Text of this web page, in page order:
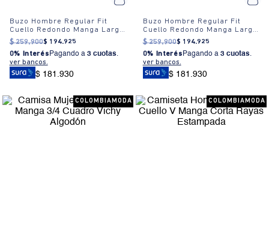
Buzo Hombre Regular Fit
Cuello Redondo Manga Larga
Algodón
$ 259.900$ 194.925
0% Interés Pagando a 3 cuotas.
ver bancos.
$ 181.930
Buzo Hombre Regular Fit
Cuello Redondo Manga Larga
Algodón
$ 259.900$ 194.925
0% Interés Pagando a 3 cuotas.
ver bancos.
$ 181.930
COLOMBIAMODA COLOMBIAMODA